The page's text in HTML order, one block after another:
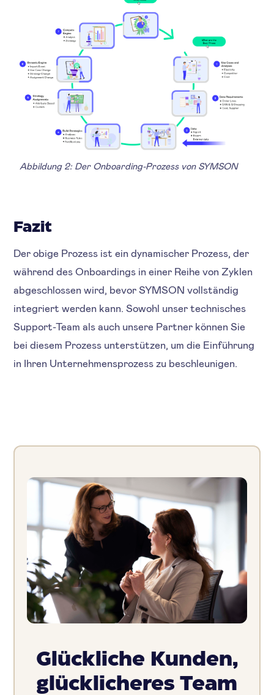
Abbildung 2: Der Onboarding-Prozess von SYMSON
Fazit
Der obige Prozess ist ein dynamischer Prozess, der
während des Onboardings in einer Reihe von Zyklen
abgeschlossen wird, bevor SYMSON vollständig
integriert werden kann. Sowohl unser technisches
Support-Team als auch unsere Partner können Sie
bei diesem Prozess unterstützen, um die Einführung
in Ihren Unternehmensprozess zu beschleunigen.
Glückliche Kunden,
glücklicheres Team